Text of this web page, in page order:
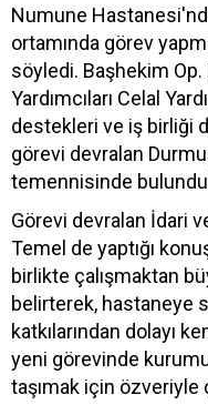
Numune
ortamında görev
söyledi. Başhekim Op.
Yardımcıları Celal
destekleri ve iş birliği
görevi devralan
temennisinde
Görevi devralan İdari
Temel de yaptığı
birlikte çalışmaktan
belirterek, hastaneye
katkılarından dolayı
yeni görevinde
taşımak için özveriyle